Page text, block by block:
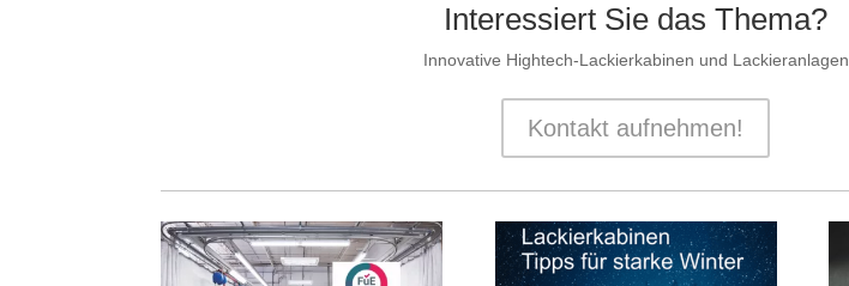
Interessiert Sie das Thema?
Innovative Hightech-Lackierkabinen und Lackieranlagen
Kontakt aufnehmen!